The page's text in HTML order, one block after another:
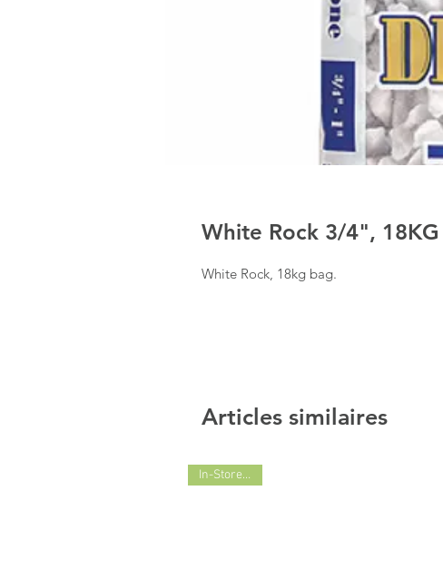
White Rock 3/4", 18KG
White Rock, 18kg bag.
Articles similaires
In-Store Only